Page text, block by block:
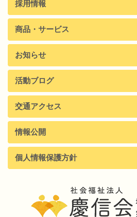
採用情報
商品・サービス
お知らせ
活動ブログ
交通アクセス
情報公開
個人情報保護方針